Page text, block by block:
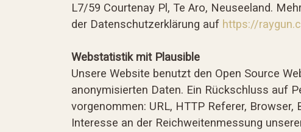
L7/59 Courtenay Pl, Te Aro, Neuseeland.
der Datenschutzerklärung auf https://
Webstatistik mit Plausible
Unsere Website benutzt den Open Source
anonymisierten Daten. Ein Rückschluss auf
vorgenommen: URL, HTTP Referer,
Interesse an der Reichweitenmessung